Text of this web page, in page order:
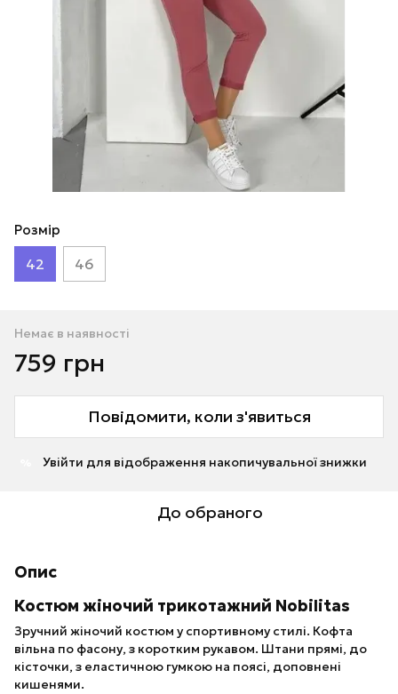
Розмір
42 46
Немає в наявності
759 грн
Повідомити, коли з'явиться
Увійти для відображення накопичувальної знижки
До обраного
Опис
Костюм жіночий трикотажний Nobilitas
Зручний жіночий костюм у спортивному стилі. Кофта
вільна по фасону, з коротким рукавом. Штани прямі, до
кісточки, з еластичною гумкою на поясі, доповнені
кишенями.